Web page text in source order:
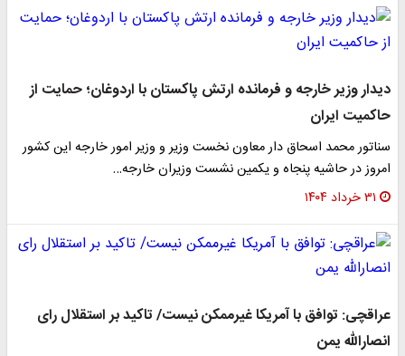
دیدار وزیر خارجه و فرمانده ارتش پاکستان با اردوغان؛ حمایت از
حاکمیت ایران
سناتور محمد اسحاق دار معاون نخست وزیر و وزیر امور خارجه این کشور
امروز در حاشیه‌ پنجاه و یکمین نشست وزیران خارجه…
۳۱ خرداد ۱۴۰۴
عراقچی: توافق با آمریکا غیرممکن نیست/ تاکید بر استقلال رای
انصارالله یمن